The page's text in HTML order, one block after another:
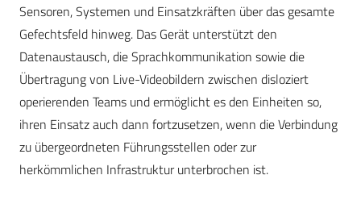
Sensoren, Systemen und Einsatzkräften über das gesamte
Gefechtsfeld hinweg. Das Gerät unterstützt den
Datenaustausch, die Sprachkommunikation sowie die
Übertragung von Live-Videobildern zwischen disloziert
operierenden Teams und ermöglicht es den Einheiten so,
ihren Einsatz auch dann fortzusetzen, wenn die Verbindung
zu übergeordneten Führungsstellen oder zur
herkömmlichen Infrastruktur unterbrochen ist.